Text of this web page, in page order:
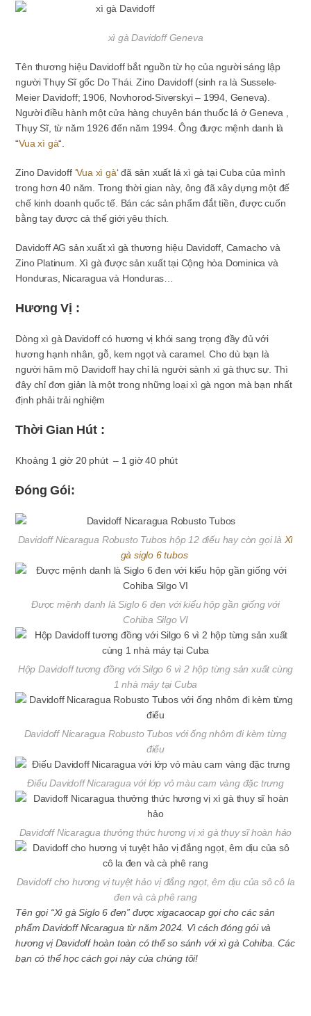
xì gà Davidoff Geneva
Tên thương hiệu Davidoff bắt nguồn từ họ của người sáng lập
người Thụy Sĩ gốc Do Thái. Zino Davidoff (sinh ra là Sussele-
Meier Davidoff; 1906, Novhorod-Siverskyi – 1994, Geneva).
Người điều hành một cửa hàng chuyên bán thuốc lá ở Geneva ,
Thụy Sĩ, từ năm 1926 đến năm 1994. Ông được mệnh danh là
“Vua xì gà“.
Zino Davidoff ‘Vua xì gà‘ đã sản xuất lá xì gà tại Cuba của mình
trong hơn 40 năm. Trong thời gian này, ông đã xây dựng một đế
chế kinh doanh quốc tế. Bán các sản phẩm đắt tiền, được cuốn
bằng tay được cả thế giới yêu thích.
Davidoff AG sản xuất xì gà thương hiệu Davidoff, Camacho và
Zino Platinum. Xì gà được sản xuất tại Cộng hòa Dominica và
Honduras, Nicaragua và Honduras…
Hương Vị :
Dòng xì gà Davidoff có hương vị khói sang trọng đầy đủ với
hương hạnh nhân, gỗ, kem ngọt và caramel. Cho dù bạn là
người hâm mộ Davidoff hay chỉ là người sành xì gà thực sự. Thì
đây chỉ đơn giản là một trong những loại xì gà ngon mà bạn nhất
định phải trải nghiệm
Thời Gian Hút :
Khoảng 1 giờ 20 phút – 1 giờ 40 phút
Đóng Gói:
Davidoff Nicaragua Robusto Tubos hộp 12 điếu hay còn gọi là Xì
gà siglo 6 tubos
Được mệnh danh là Siglo 6 đen với kiểu hộp gần giống với
Cohiba Silgo VI
Hộp Davidoff tương đồng với Silgo 6 vì 2 hộp từng sản xuất cùng
1 nhà máy tại Cuba
Davidoff Nicaragua Robusto Tubos với ống nhôm đi kèm từng
điếu
Điếu Davidoff Nicaragua với lớp vỏ màu cam vàng đặc trưng
Davidoff Nicaragua thưởng thức hương vị xì gà thụy sĩ hoàn hảo
Davidoff cho hương vị tuyệt hảo vị đắng ngọt, êm dịu của sô cô la
đen và cà phê rang
Tên gọi “Xì gà Siglo 6 đen” được xigacaocap gọi cho các sản
phẩm Davidoff Nicaragua từ năm 2024. Vì cách đóng gói và
hương vị Davidoff hoàn toàn có thể so sánh với xì gà Cohiba. Các
bạn có thể học cách gọi này của chúng tôi!